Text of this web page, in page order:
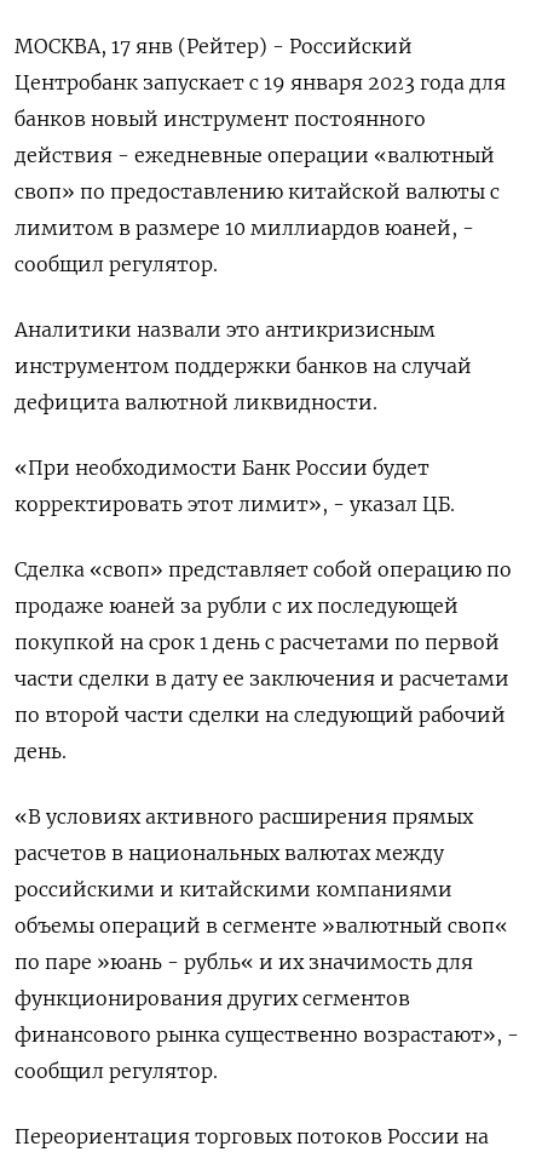
МОСКВА, 17 янв (Рейтер) - Российский
Центробанк запускает с 19 января 2023 года для
банков новый инструмент постоянного
действия - ежедневные операции «валютный
своп» по предоставлению китайской валюты с
лимитом в размере 10 миллиардов юаней, -
сообщил регулятор.
Аналитики назвали это антикризисным
инструментом поддержки банков на случай
дефицита валютной ликвидности.
«При необходимости Банк России будет
корректировать этот лимит», - указал ЦБ.
Сделка «своп» представляет собой операцию по
продаже юаней за рубли с их последующей
покупкой на срок 1 день с расчетами по первой
части сделки в дату ее заключения и расчетами
по второй части сделки на следующий рабочий
день.
«В условиях активного расширения прямых
расчетов в национальных валютах между
российскими и китайскими компаниями
объемы операций в сегменте »валютный своп«
по паре »юань - рубль« и их значимость для
функционирования других сегментов
финансового рынка существенно возрастают», -
сообщил регулятор.
Переориентация торговых потоков России на